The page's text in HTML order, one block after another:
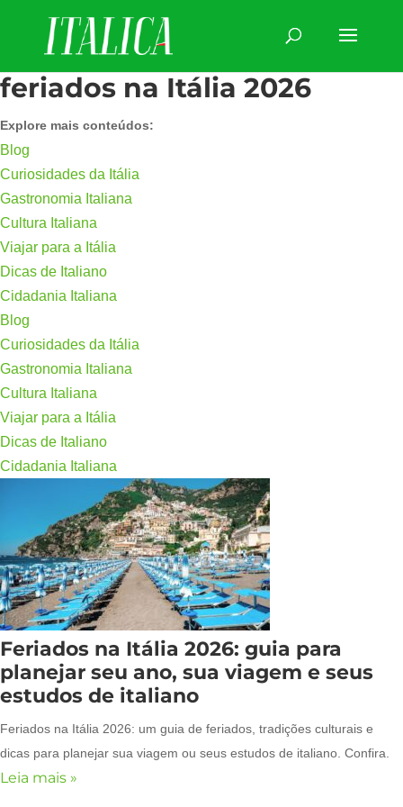
feriados na Itália 2026
Explore mais conteúdos:
Blog
Curiosidades da Itália
Gastronomia Italiana
Cultura Italiana
Viajar para a Itália
Dicas de Italiano
Cidadania Italiana
Blog
Curiosidades da Itália
Gastronomia Italiana
Cultura Italiana
Viajar para a Itália
Dicas de Italiano
Cidadania Italiana
Feriados na Itália 2026: guia para
planejar seu ano, sua viagem e seus
estudos de italiano
Feriados na Itália 2026: um guia de feriados, tradições culturais e
dicas para planejar sua viagem ou seus estudos de italiano. Confira.
Leia mais »